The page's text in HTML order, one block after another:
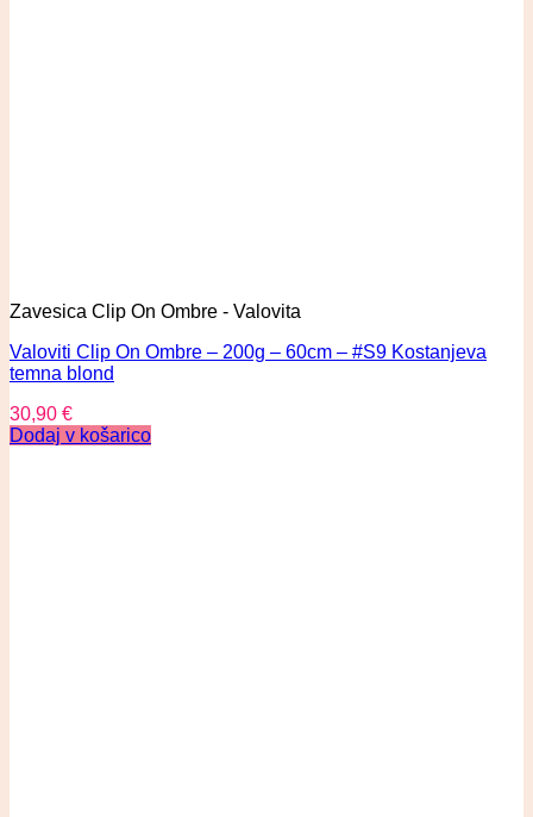
Zavesica Clip On Ombre - Valovita
Valoviti Clip On Ombre – 200g – 60cm – #S9 Kostanjeva
temna blond
30,90 €
Dodaj v košarico